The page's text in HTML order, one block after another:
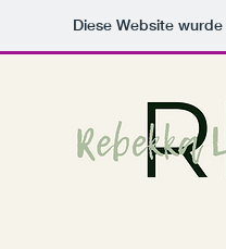
Diese Website